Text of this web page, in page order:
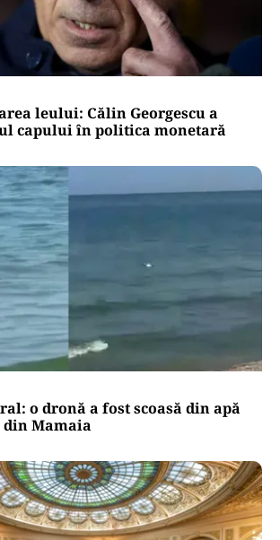
leului: Călin Georgescu a
capului în politica monetară
o dronă a fost scoasă din apă
Mamaia